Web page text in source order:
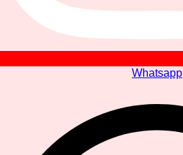
Whatsapp